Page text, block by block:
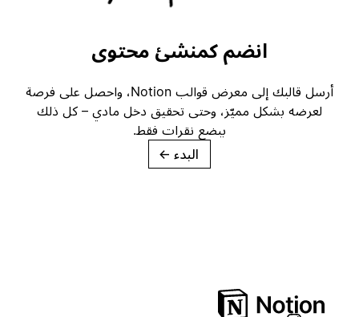
انضم كمنشئ محتوى
أرسل قالبك إلى معرض قوالب Notion، واحصل على فرصة
لعرضه بشكل مميّز، وحتى تحقيق دخل مادي – كل ذلك
ببضع نقرات فقط.
→